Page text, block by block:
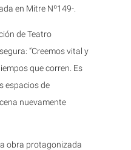
en Mitre Nº149-.
de Teatro
“Creemos vital y
que corren. Es
espacios de
nuevamente
obra protagonizada